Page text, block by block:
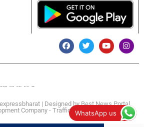
| Designed byBest News Portal
Company- Traffic TailWhatsApp us